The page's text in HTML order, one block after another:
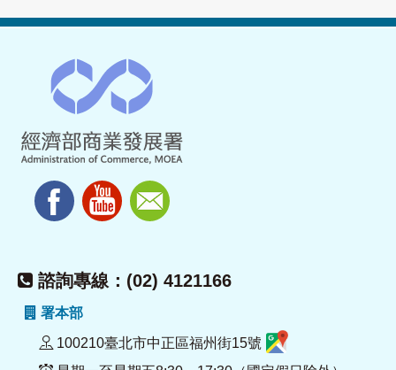
諮詢專線：(02) 4121166
署本部
100210臺北市中正區福州街15號